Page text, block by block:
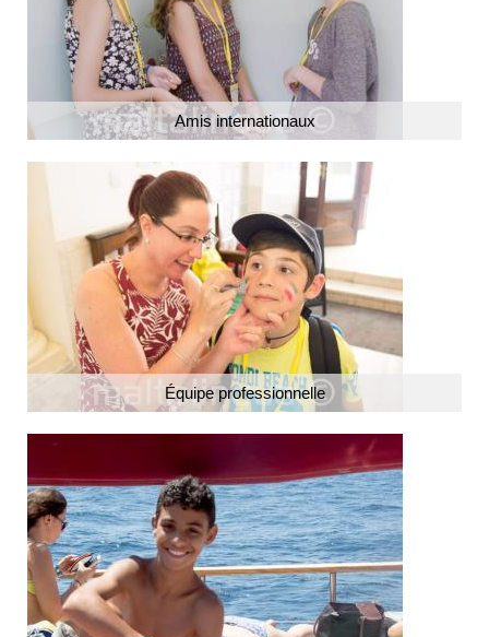
Amis internationaux
Équipe professionnelle